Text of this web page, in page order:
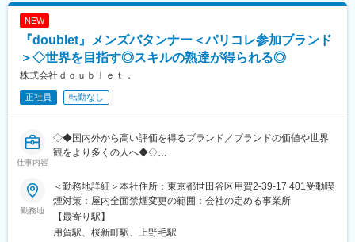
丸首Tシャツはシンプルでありながら独特なデザイン、個性的でユ
ニークな逸品です。
もちろん、ラグビーシャツやスエットパーカー、鹿の子のポロシ
スポーツカジュアルとしてすべての人にお勧めできます。
デザイナー２名、パタンナー、生産管理
■doubletについて：https://doublet-jp.com/
展開しているが、ショーやルックに女性モデルを起用したり、ま
◎ブランド名の「doublet」はルイス・キャロルの言葉遊び「ダブ
レット」に由来。このゲームは、プレーヤーに与えられた2つの単
られたもう片方の単語まで変化させていく、というルール。
◎まるでこの言葉遊びのように、ベーシック・スタンダードなア
イテムを基本に唐突なアイデアを混ぜ込んだ『違和感のある日常
着』をコンセプトに掲げ、 ウェアからアクセサリーまでのトータ
NEW
『doublet』メンズパタンナー＜パリコレ参加ブランド
＞◇世界を目指す◎スキルの熟達が得られる◎
株式会社ｄｏｕｂｌｅｔ．
正社員 転勤なし
仕事内容
◇◆国内外から高い評価を得るブランド／ブランドの価値や世界
観をより多くの人へ◆◇
■業務内容：
「doublet」のパタンナー業務全般をお任せします。
■具体的には：
◇トワルパターン作成（トワル作成、トワルチェック、修正）
勤務地
＜勤務地詳細＞本社住所：東京都世田谷区用賀2-39-17 401受動喫
煙対策：屋内全面禁煙変更の範囲：会社の定める事業所
【最寄り駅】
用賀駅、桜新町駅、上野毛駅